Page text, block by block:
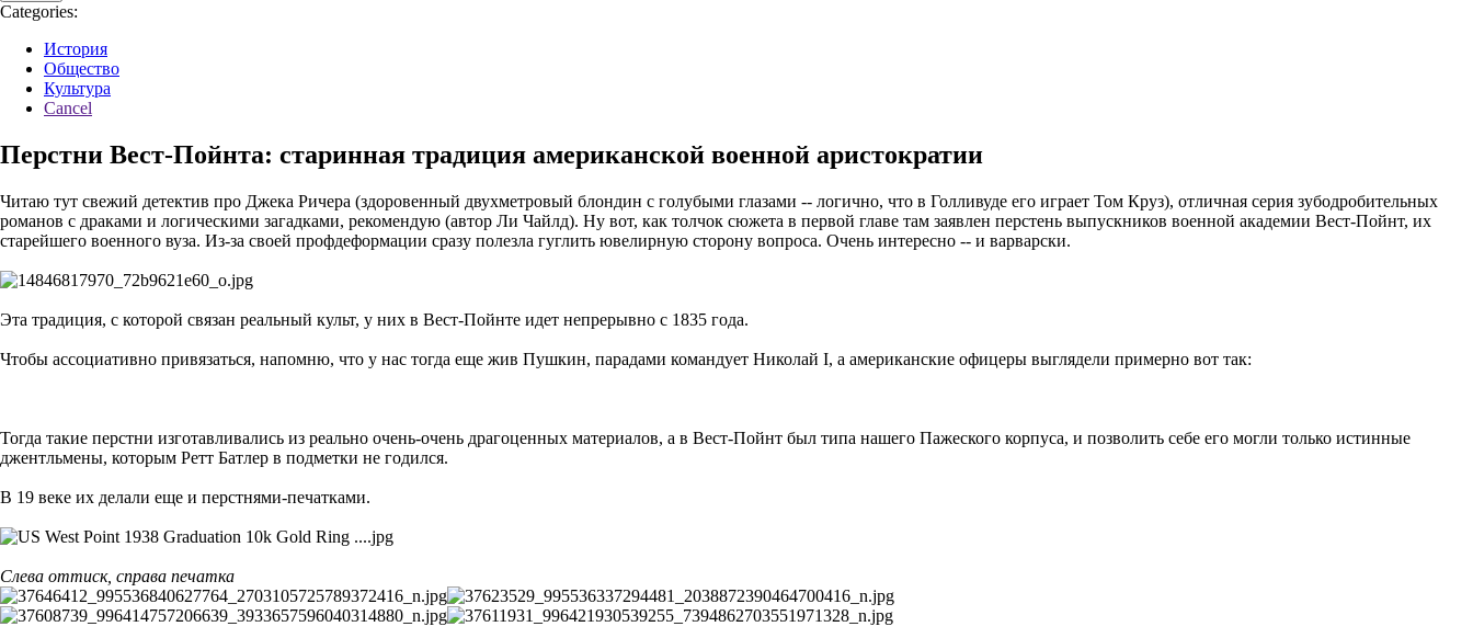
Categories:
История
Общество
Культура
Cancel
Перстни Вест-Пойнта: старинная традиция американской военной аристократии
Читаю тут свежий детектив про Джека Ричера (здоровенный двухметровый блондин с голубыми глазами -- логично, что в Голливуде его играет Том Круз), отличная серия зубодробительных
романов с драками и логическими загадками, рекомендую (автор Ли Чайлд). Ну вот, как толчок сюжета в первой главе там заявлен перстень выпускников военной академии Вест-Пойнт, их
старейшего военного вуза. Из-за своей профдеформации сразу полезла гуглить ювелирную сторону вопроса. Очень интересно -- и варварски.
Эта традиция, с которой связан реальный культ, у них в Вест-Пойнте идет непрерывно с 1835 года.
Чтобы ассоциативно привязаться, напомню, что у нас тогда еще жив Пушкин, парадами командует Николай I, а американские офицеры выглядели примерно вот так:
Тогда такие перстни изготавливались из реально очень-очень драгоценных материалов, а в Вест-Пойнт был типа нашего Пажеского корпуса, и позволить себе его могли только истинные
джентльмены, которым Ретт Батлер в подметки не годился.
В 19 веке их делали еще и перстнями-печатками.
Слева оттиск, справа печатка